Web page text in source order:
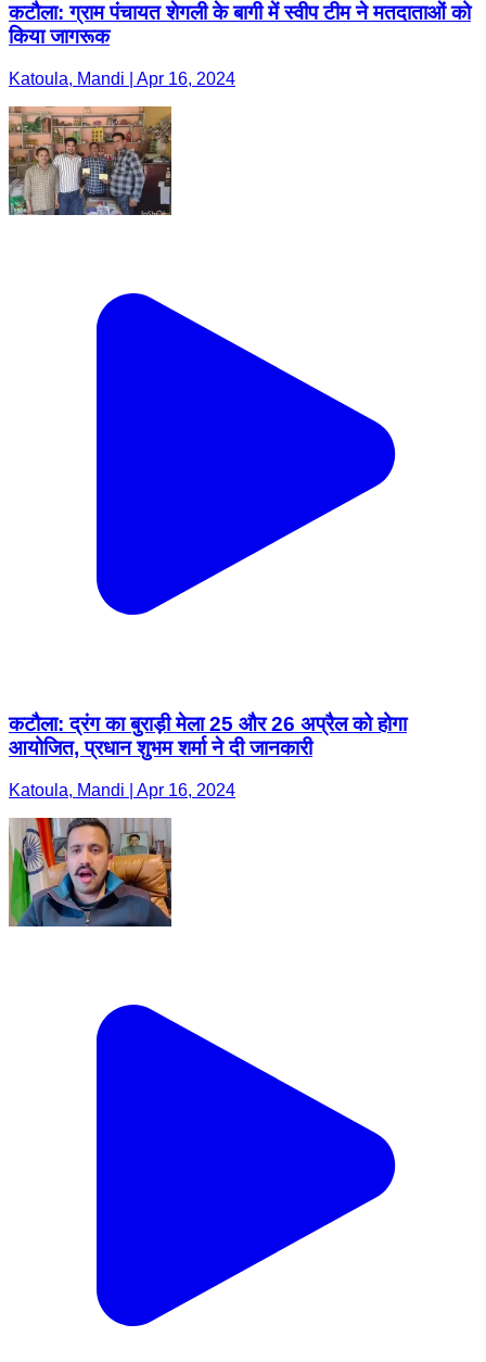
कटौला: ग्राम पंचायत शेगली के बागी में स्वीप टीम ने मतदाताओं को
किया जागरूक
Katoula, Mandi | Apr 16, 2024
कटौला: द्रंग का बुराड़ी मेला 25 और 26 अप्रैल को होगा
आयोजित, प्रधान शुभम शर्मा ने दी जानकारी
Katoula, Mandi | Apr 16, 2024